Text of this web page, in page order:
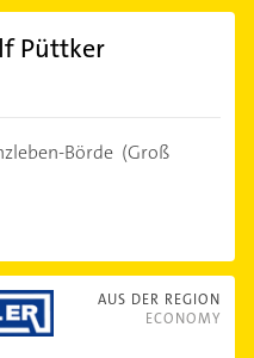
Püttker
Börde (Groß
AUS DER REGION
ECONOMY